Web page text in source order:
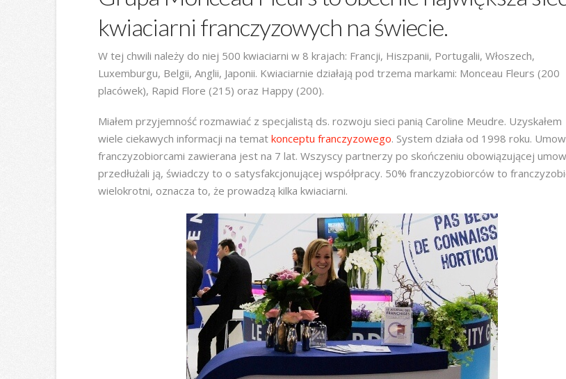
kwiaciarni franczyzowych na świecie.
W tej chwili należy do niej 500 kwiaciarni w 8 krajach: Francji, Hiszpanii, Portugalii, Włoszech,
Luxemburgu, Belgii, Anglii, Japonii. Kwiaciarnie działają pod trzema markami: Monceau Fleurs (200
placówek), Rapid Flore (215) oraz Happy (200).
Miałem przyjemność rozmawiać z specjalistą ds. rozwoju sieci panią Caroline Meudre. Uzyskałem
wiele ciekawych informacji na temat konceptu franczyzowego. System działa od 1998 roku.
franczyzobiorcami zawierana jest na 7 lat. Wszyscy partnerzy po skończeniu obowiązującej
przedłużali ją, świadczy to o satysfakcjonującej współpracy. 50% franczyzobiorców to
wielokrotni, oznacza to, że prowadzą kilka kwiaciarni.